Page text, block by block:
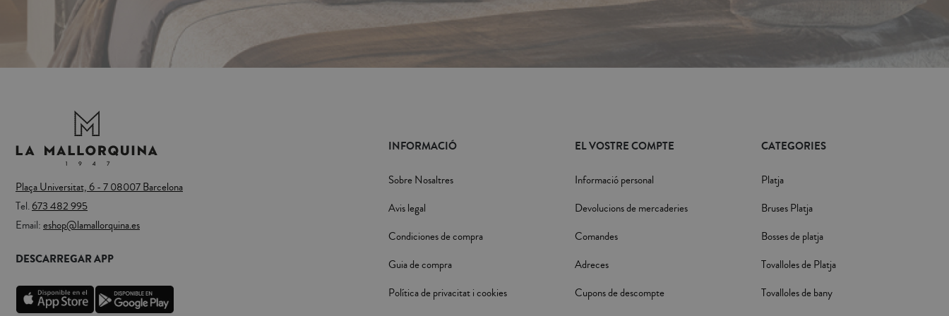
Plaça Universitat, 6 - 7 08007 Barcelona
Tel.673 482 995
Email:eshop@lamallorquina.es
DESCARREGAR APP
INFORMACIÓ
Sobre Nosaltres
Avis legal
Condiciones de compra
Guia de compra
Política de privacitat i cookies
EL VOSTRE COMPTE
Informació personal
Devolucions de mercaderies
Comandes
Adreces
Cupons de descompte
CATEGORIES
Platja
Bruses Platja
Bosses de platja
Tovalloles de Platja
Tovalloles de bany